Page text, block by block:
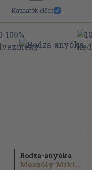
Kaphatók előre:
Bodza-anyóka
Mészöly Miklós...